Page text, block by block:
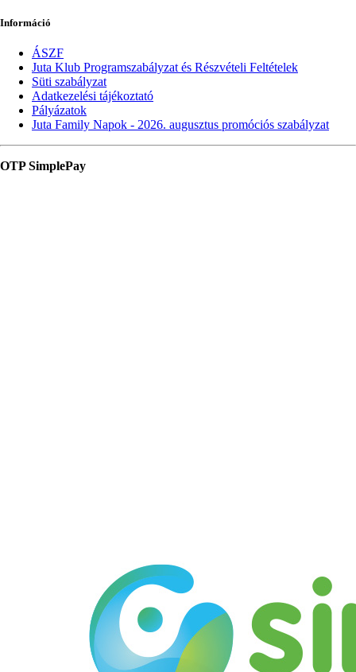
Információ
ÁSZF
Juta Klub Programszabályzat és Részvételi Feltételek
Süti szabályzat
Adatkezelési tájékoztató
Pályázatok
Juta Family Napok - 2026. augusztus promóciós szabályzat
OTP SimplePay